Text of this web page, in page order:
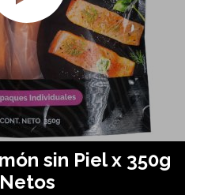
sin Piel x 350g
Netos